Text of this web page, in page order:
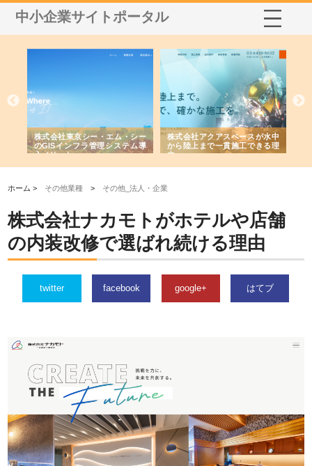
中小企業サイトポータル
株式会社東京シー・エム・シー
のGISインフラ管理システム導
入メリット
株式会社アクアスペースが水中
から陸上まで一貫施工できる理
由
ホーム > その他業種 > その他_法人・企業
株式会社ナカモトがホテルや店舗
の内装改修で選ばれ続ける理由
twitter facebook google+ はてブ